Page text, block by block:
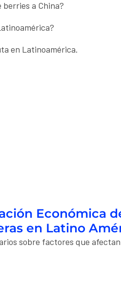
a China?
en Latinoamérica.
Económica
en Latino
sobre factores que afectan